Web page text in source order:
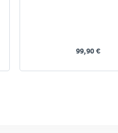
99,90 €